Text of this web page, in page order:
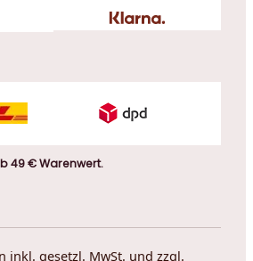
49 € Warenwert.
inkl. gesetzl. MwSt. und zzgl.